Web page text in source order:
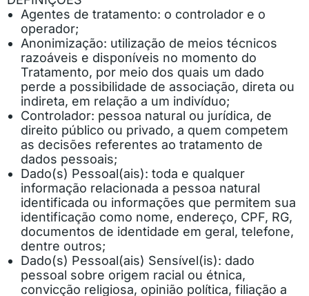
Agentes de tratamento: o controlador e o
operador;
Anonimização: utilização de meios técnicos
razoáveis e disponíveis no momento do
Tratamento, por meio dos quais um dado
perde a possibilidade de associação, direta ou
indireta, em relação a um indivíduo;
Controlador: pessoa natural ou jurídica, de
direito público ou privado, a quem competem
as decisões referentes ao tratamento de
dados pessoais;
Dado(s) Pessoal(ais): toda e qualquer
informação relacionada a pessoa natural
identificada ou informações que permitem sua
identificação como nome, endereço, CPF, RG,
documentos de identidade em geral, telefone,
dentre outros;
Dado(s) Pessoal(ais) Sensível(is): dado
pessoal sobre origem racial ou étnica,
convicção religiosa, opinião política, filiação a